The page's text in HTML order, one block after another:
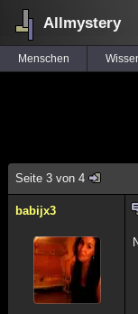
Allmystery
Menschen
Seite 3 von 4
babijx3